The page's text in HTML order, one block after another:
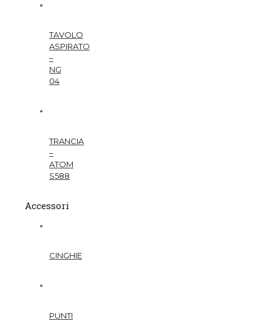
TAVOLO
ASPIRATO
–
NG
04
TRANCIA
–
ATOM
S588
Accessori
CINGHIE
PUNTI